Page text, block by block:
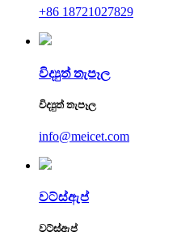
+86 18721027829
විද්‍යුත් තැපෑල
විද්‍යුත් තැපෑල
info@meicet.com
වට්ස්ඇප්
වට්ස්ඇප්